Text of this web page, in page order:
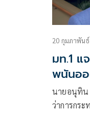
20 กุมภาพัน
มท.1 แ
พนันอ
นายอนุทิน
ว่าการกร